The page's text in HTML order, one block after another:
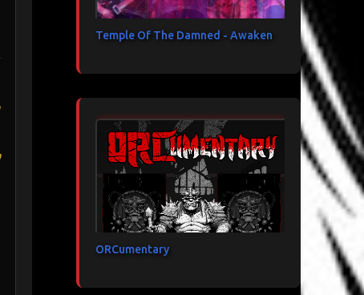
Temple Of The Damned - Awaken
ORCumentary